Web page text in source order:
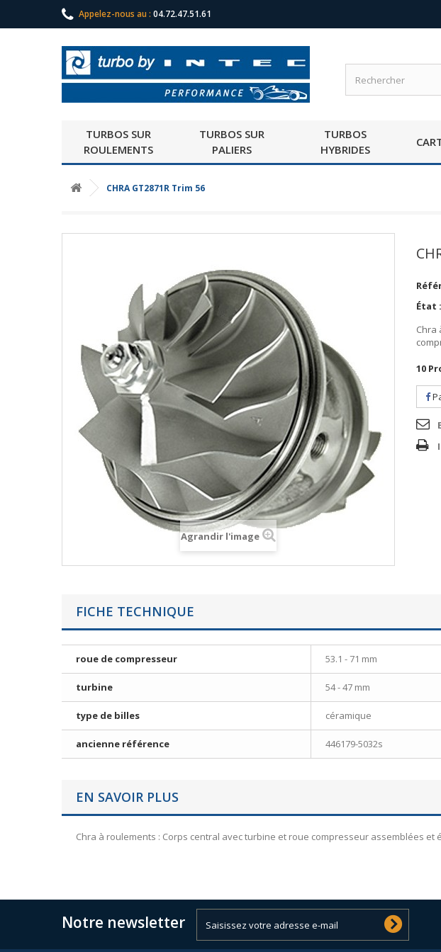
Appelez-nous au : 04.72.47.51.61
TURBOS SUR
ROULEMENTS
TURBOS SUR
PALIERS
TURBOS
HYBRIDES
CHRA GT2871R Trim 56
Agrandir l'image
État :
Chra
10
FICHE TECHNIQUE
roue de compresseur 53.1 - 71 mm
turbine 54 - 47 mm
type de billes céramique
ancienne référence 446179-5032s
EN SAVOIR PLUS
Chra à roulements : Corps central avec turbine et roue compresseur assemblées et
Notre newsletter